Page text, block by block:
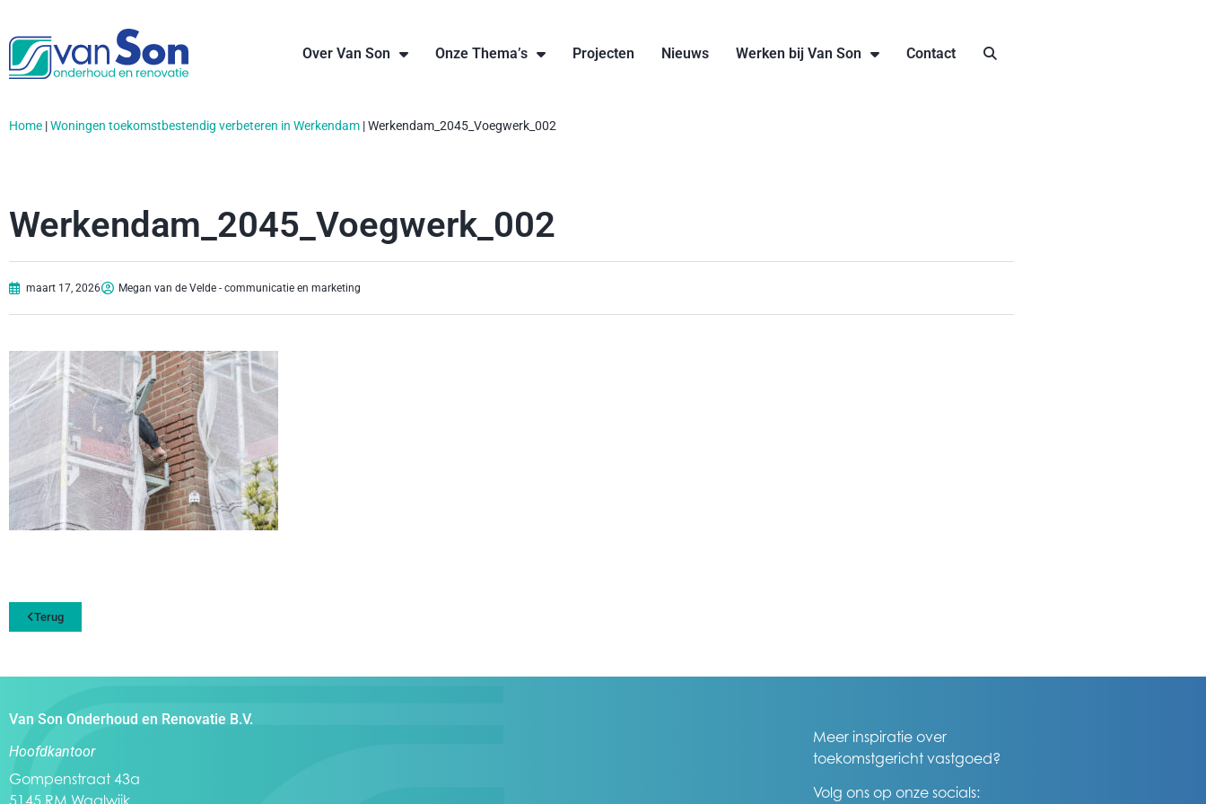
Over Van Son Onze Thema’s Projecten Nieuws Werken bij Van Son Contact
Home |Woningen toekomstbestendig verbeteren in Werkendam |Werkendam_2045_Voegwerk_002
Werkendam_2045_Voegwerk_002
maart 17, 2026 Megan van de Velde - communicatie en marketing
Terug
Van Son Onderhoud en Renovatie B.V.
Hoofdkantoor
Gompenstraat 43a
Meer inspiratie over
toekomstgericht vastgoed?
Volg ons op onze socials: